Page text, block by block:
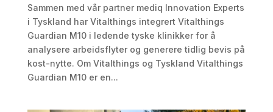
Sammen med vår partner mediq Innovation Experts
i Tyskland har Vitalthings integrert Vitalthings
Guardian M10 i ledende tyske klinikker for å
analysere arbeidsflyter og generere tidlig bevis på
kost-nytte. Om Vitalthings og Tyskland Vitalthings
Guardian M10 er en...